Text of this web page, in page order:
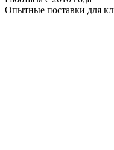
Опытные поставки для